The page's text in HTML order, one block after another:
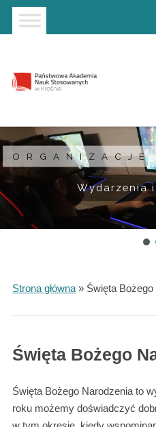
Strona główna
Przejdź do wyszukiwarki
Przejdź do menu głównego
Wydarzenia
Strona główna» Święta
Święta Bożego
Święta Bożego Narodzenia to
roku możemy doświadczyć